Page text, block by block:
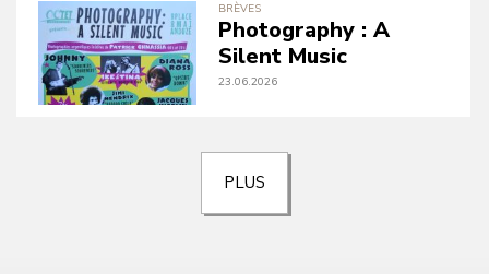
BRÈVES
Photography : A
Silent Music
23.06.2026
PLUS